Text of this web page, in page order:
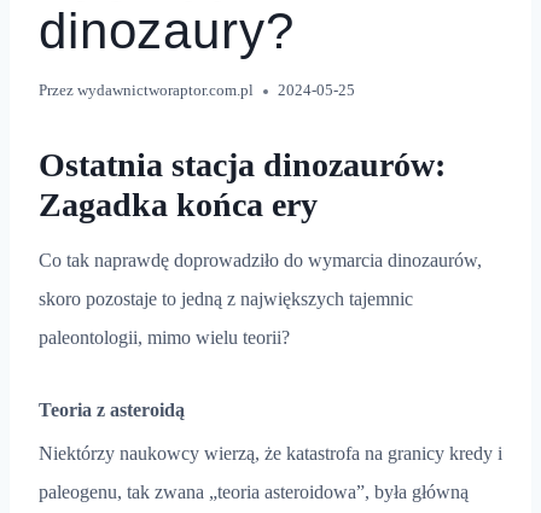
dinozaury?
Przez wydawnictworaptor.com.pl 2024-05-25
Ostatnia stacja dinozaurów:
Zagadka końca ery
Co tak naprawdę doprowadziło do wymarcia dinozaurów,
skoro pozostaje to jedną z największych tajemnic
paleontologii, mimo wielu teorii?
Teoria z asteroidą
Niektórzy naukowcy wierzą, że katastrofa na granicy kredy i
paleogenu, tak zwana „teoria asteroidowa”, była główną